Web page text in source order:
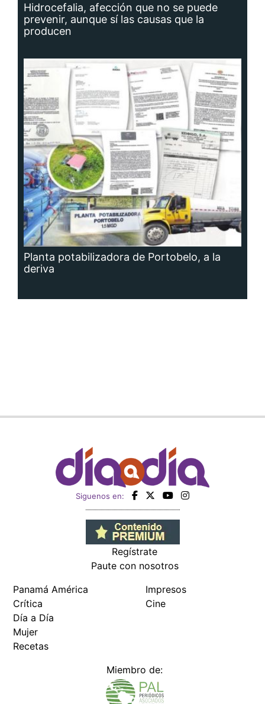
Hidrocefalia, afección que no se puede
prevenir, aunque sí las causas que la
producen
Planta potabilizadora de Portobelo, a la
deriva
Siguenos en:
Regístrate
Paute con nosotros
Panamá América
Crítica
Día a Día
Mujer
Recetas
Impresos
Cine
Miembro de: